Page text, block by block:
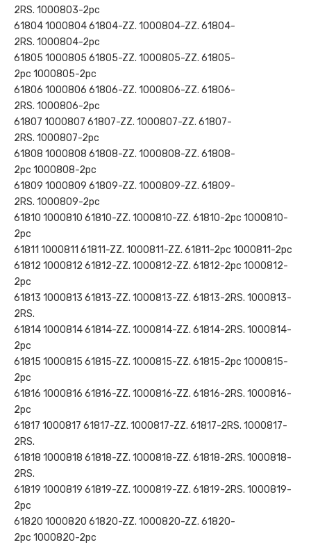
2RS. 1000803-2рс
61804 1000804 61804-ZZ. 1000804-ZZ. 61804-
2RS. 1000804-2рс
61805 1000805 61805-ZZ. 1000805-ZZ. 61805-
2рс 1000805-2рс
61806 1000806 61806-ZZ. 1000806-ZZ. 61806-
2RS. 1000806-2рс
61807 1000807 61807-ZZ. 1000807-ZZ. 61807-
2RS. 1000807-2рс
61808 1000808 61808-ZZ. 1000808-ZZ. 61808-
2рс 1000808-2рс
61809 1000809 61809-ZZ. 1000809-ZZ. 61809-
2RS. 1000809-2рс
61810 1000810 61810-ZZ. 1000810-ZZ. 61810-2рс 1000810-
2рс
61811 1000811 61811-ZZ. 1000811-ZZ. 61811-2рс 1000811-2рс
61812 1000812 61812-ZZ. 1000812-ZZ. 61812-2рс 1000812-
2рс
61813 1000813 61813-ZZ. 1000813-ZZ. 61813-2RS. 1000813-
2RS.
61814 1000814 61814-ZZ. 1000814-ZZ. 61814-2RS. 1000814-
2рс
61815 1000815 61815-ZZ. 1000815-ZZ. 61815-2рс 1000815-
2рс
61816 1000816 61816-ZZ. 1000816-ZZ. 61816-2RS. 1000816-
2рс
61817 1000817 61817-ZZ. 1000817-ZZ. 61817-2RS. 1000817-
2RS.
61818 1000818 61818-ZZ. 1000818-ZZ. 61818-2RS. 1000818-
2RS.
61819 1000819 61819-ZZ. 1000819-ZZ. 61819-2RS. 1000819-
2рс
61820 1000820 61820-ZZ. 1000820-ZZ. 61820-
2рс 1000820-2рс